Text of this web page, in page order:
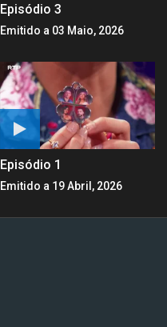
Episódio 3
Emitido a 03 Maio, 2026
Episódio 1
Emitido a 19 Abril, 2026